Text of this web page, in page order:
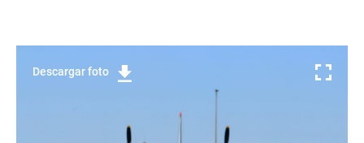
Descargar foto